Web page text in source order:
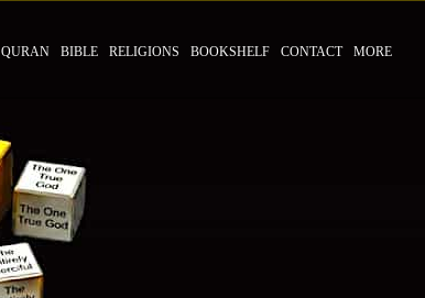
QURAN BIBLE RELIGIONS BOOKSHELF CONTACT MORE